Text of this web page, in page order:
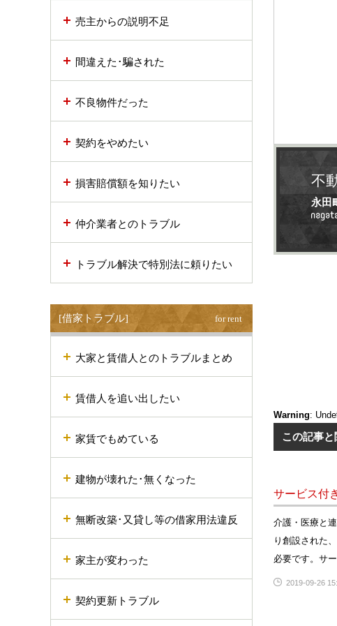
不
永田
Warning:
この記事
サービス付
介護・医療と
り創設された
必要です。サ
2019-09-26
売主からの説明不足
間違えた･騙された
不良物件だった
契約をやめたい
損害賠償額を知りたい
仲介業者とのトラブル
トラブル解決で特別法に頼りたい
[借家トラブル] for rent
大家と賃借人とのトラブルまとめ
賃借人を追い出したい
家賃でもめている
建物が壊れた･無くなった
無断改築･又貸し等の借家用法違反
家主が変わった
契約更新トラブル